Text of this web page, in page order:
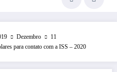
Dezembro
11
para contato com a ISS – 2020